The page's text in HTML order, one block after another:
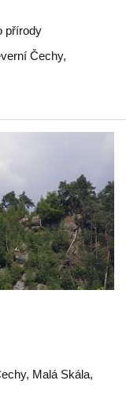
přírody
Čechy,
, Malá Skála,